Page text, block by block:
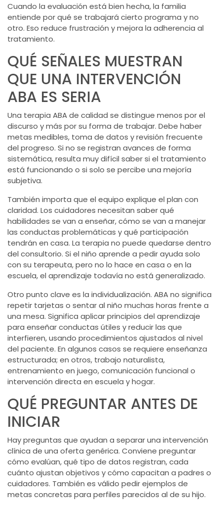
Cuando la evaluación está bien hecha, la familia
entiende por qué se trabajará cierto programa y no
otro. Eso reduce frustración y mejora la adherencia al
tratamiento.
QUÉ SEÑALES MUESTRAN
QUE UNA INTERVENCIÓN
ABA ES SERIA
Una terapia ABA de calidad se distingue menos por el
discurso y más por su forma de trabajar. Debe haber
metas medibles, toma de datos y revisión frecuente
del progreso. Si no se registran avances de forma
sistemática, resulta muy difícil saber si el tratamiento
está funcionando o si solo se percibe una mejoría
subjetiva.
También importa que el equipo explique el plan con
claridad. Los cuidadores necesitan saber qué
habilidades se van a enseñar, cómo se van a manejar
las conductas problemáticas y qué participación
tendrán en casa. La terapia no puede quedarse dentro
del consultorio. Si el niño aprende a pedir ayuda solo
con su terapeuta, pero no lo hace en casa o en la
escuela, el aprendizaje todavía no está generalizado.
Otro punto clave es la individualización. ABA no significa
repetir tarjetas o sentar al niño muchas horas frente a
una mesa. Significa aplicar principios del aprendizaje
para enseñar conductas útiles y reducir las que
interfieren, usando procedimientos ajustados al nivel
del paciente. En algunos casos se requiere enseñanza
estructurada; en otros, trabajo naturalista,
entrenamiento en juego,comunicación funcional o
intervención directa en escuela y hogar.
QUÉ PREGUNTAR ANTES DE
INICIAR
Hay preguntas que ayudan a separar una intervención
clínica de una oferta genérica. Conviene preguntar
cómo evalúan, qué tipo de datos registran, cada
cuánto ajustan objetivos y cómo capacitan a padres o
cuidadores. También es válido pedir ejemplos de
metas concretas para perfiles parecidos al de su hijo.